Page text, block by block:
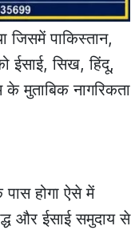
पाकिस्तान,
ईसाई, सिख, हिंदू,
के मुताबिक नागरिकता
होगा ऐसे में
और ईसाई समुदाय से